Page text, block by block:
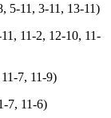
5-11, 3-11, 13-11)
11-2, 12-10, 11-
7, 11-9)
7, 11-6)